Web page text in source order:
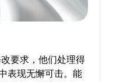
要求，他们处理得
表现无懈可击。能